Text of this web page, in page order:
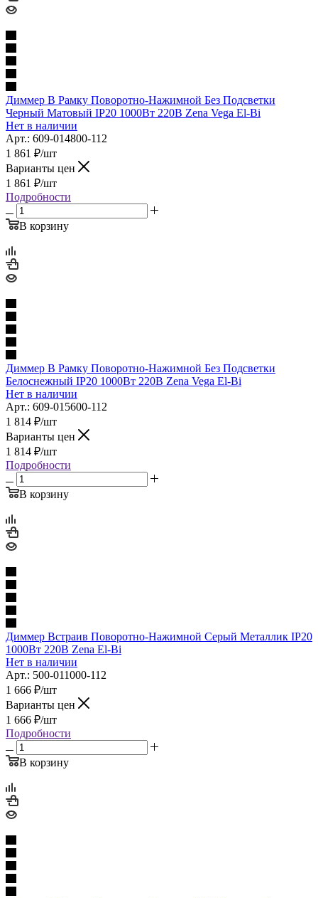
Диммер В Рамку Поворотно-Нажимной Без Подсветки
Черный Матовый IP20 1000Вт 220В Zena Vega El-Bi
Нет в наличии
Арт.: 609-014800-112
1 861 ₽/шт
Варианты цен
1 861 ₽/шт
Подробности
В корзину
Диммер В Рамку Поворотно-Нажимной Без Подсветки
Белоснежный IP20 1000Вт 220В Zena Vega El-Bi
Нет в наличии
Арт.: 609-015600-112
1 814 ₽/шт
Варианты цен
1 814 ₽/шт
Подробности
В корзину
Диммер Встраив Поворотно-Нажимной Серый Металлик IP20
1000Вт 220В Zena El-Bi
Нет в наличии
Арт.: 500-011000-112
1 666 ₽/шт
Варианты цен
1 666 ₽/шт
Подробности
В корзину